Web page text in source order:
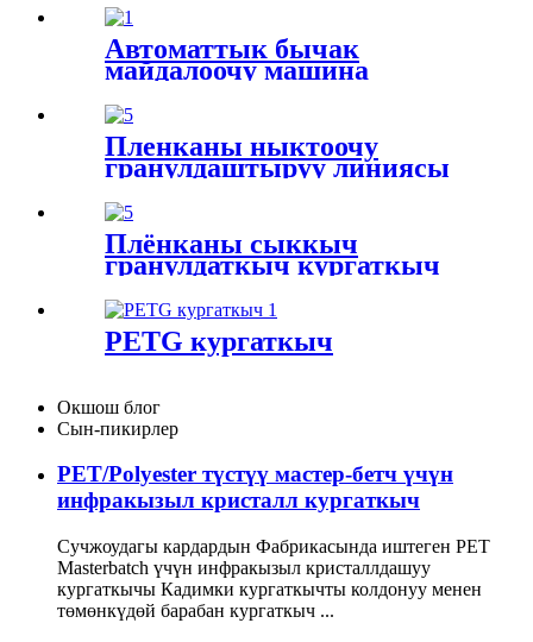
Автоматтык бычак
майдалоочу машина
Пленканы ныктоочу
гранулдаштыруу линиясы
Плёнканы сыккыч
гранулдаткыч кургаткыч
PETG кургаткыч
Окшош блог
Сын-пикирлер
PET/Polyester түстүү мастер-бетч үчүн
инфракызыл кристалл кургаткыч
Сучжоудагы кардардын Фабрикасында иштеген PET
Masterbatch үчүн инфракызыл кристаллдашуу
кургаткычы Кадимки кургаткычты колдонуу менен
төмөнкүдөй барабан кургаткыч ...